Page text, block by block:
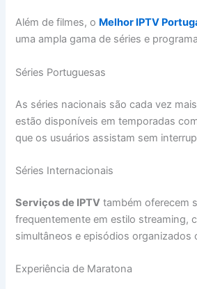
Além de filmes, o Melhor IPTV
uma ampla gama de séries e
Séries Portuguesas
As séries nacionais são cada vez
estão disponíveis em temporadas
que os usuários assistam sem
Séries Internacionais
Serviços de IPTV também oferecem
frequentemente em estilo streaming,
simultâneos e episódios organizados
Experiência de Maratona